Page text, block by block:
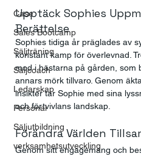
Case
Sales Bootcamp
Säljträning
Säljcoach
Ledarskap
Personal
Säljutbildning
verksamhetsutveckling
Upptäck Sophies
Berättelse
Sophies tidiga år präglades av
konstant kamp för överlevnad.
mod i hästarna på gården, som
annars mörk tillvaro. Genom
insikter tar Sophie med sina
och förtvivlans landskap.
Förändra Världen
Genom sitt engagemang och